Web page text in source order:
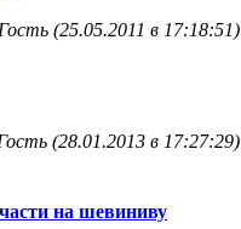
(25.05.2011 в 17:18:51)
(28.01.2013 в 17:27:29)
на шевиниву